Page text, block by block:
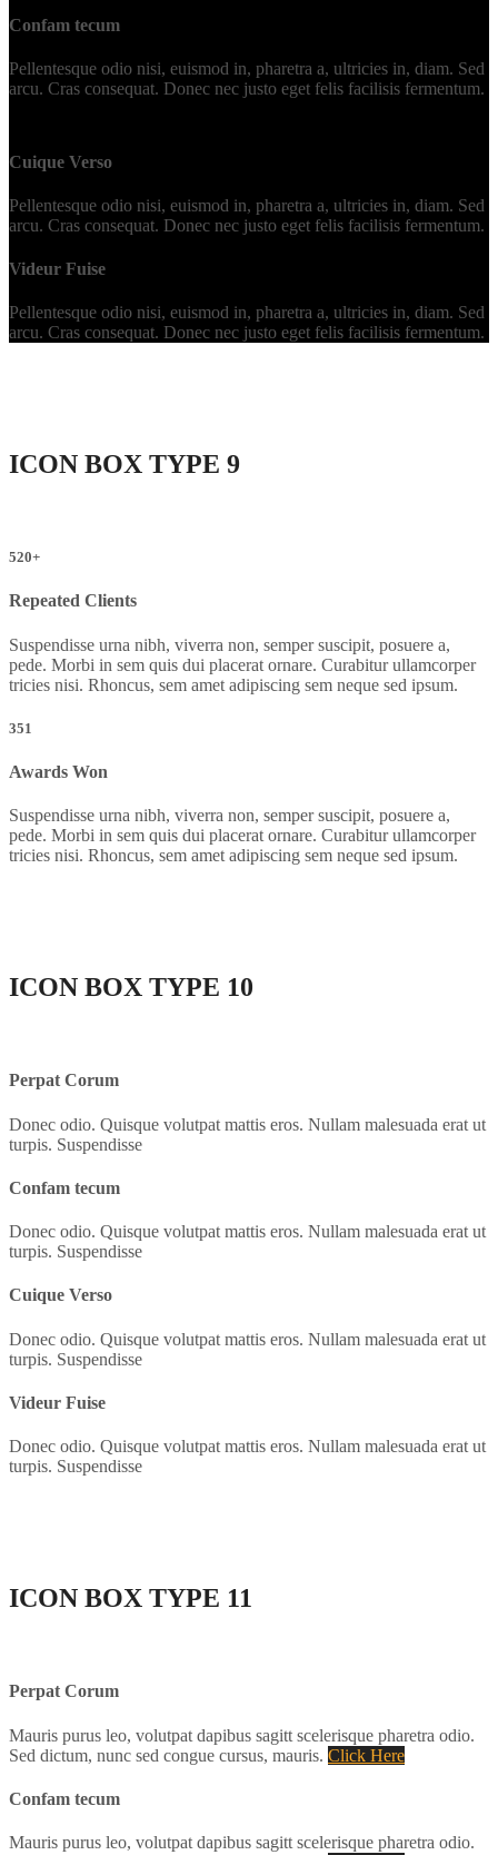
Confam tecum
Pellentesque odio nisi, euismod in, pharetra a, ultricies in, diam. Sed
arcu. Cras consequat. Donec nec justo eget felis facilisis fermentum.
Cuique Verso
Pellentesque odio nisi, euismod in, pharetra a, ultricies in, diam. Sed
arcu. Cras consequat. Donec nec justo eget felis facilisis fermentum.
Videur Fuise
Pellentesque odio nisi, euismod in, pharetra a, ultricies in, diam. Sed
arcu. Cras consequat. Donec nec justo eget felis facilisis fermentum.
ICON BOX TYPE 9
520+
Repeated Clients
Suspendisse urna nibh, viverra non, semper suscipit, posuere a,
pede. Morbi in sem quis dui placerat ornare. Curabitur ullamcorper
tricies nisi. Rhoncus, sem amet adipiscing sem neque sed ipsum.
351
Awards Won
Suspendisse urna nibh, viverra non, semper suscipit, posuere a,
pede. Morbi in sem quis dui placerat ornare. Curabitur ullamcorper
tricies nisi. Rhoncus, sem amet adipiscing sem neque sed ipsum.
ICON BOX TYPE 10
Perpat Corum
Donec odio. Quisque volutpat mattis eros. Nullam malesuada erat ut
turpis. Suspendisse
Confam tecum
Donec odio. Quisque volutpat mattis eros. Nullam malesuada erat ut
turpis. Suspendisse
Cuique Verso
Donec odio. Quisque volutpat mattis eros. Nullam malesuada erat ut
turpis. Suspendisse
Videur Fuise
Donec odio. Quisque volutpat mattis eros. Nullam malesuada erat ut
turpis. Suspendisse
ICON BOX TYPE 11
Perpat Corum
Mauris purus leo, volutpat dapibus sagitt scelerisque pharetra odio.
Sed dictum, nunc sed congue cursus, mauris. Click Here
Confam tecum
Mauris purus leo, volutpat dapibus sagitt scelerisque pharetra odio.